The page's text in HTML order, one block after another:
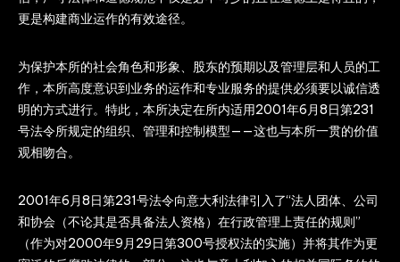
更是构建商业运作的有效途径。
为保护本所的社会角色和形象、股东的预期以及管理层和人员的工
作，本所高度意识到业务的运作和专业服务的提供必须要以诚信透
明的方式进行。特此，本所决定在所内适用2001年6月8日第231
号法令所规定的组织、管理和控制模型——这也与本所一贯的价值
观相吻合。
2001年6月8日第231号法令向意大利法律引入了“法人团体、公司
和协会（不论其是否具备法人资格）在行政管理上责任的规则”
（作为对2000年9月29日第300号授权法的实施）并将其作为更